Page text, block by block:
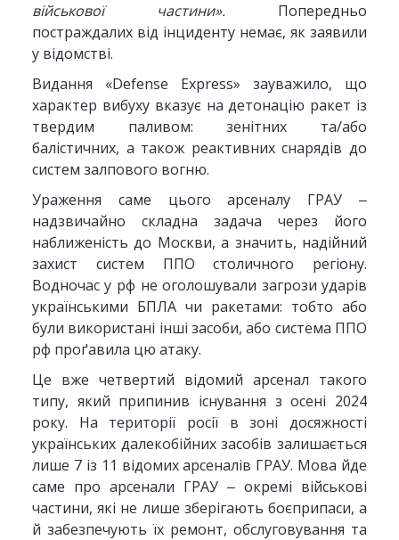
військової частини». Попередньо
постраждалих від інциденту немає, як заявили
у відомстві.
Видання «Defense Express» зауважило, що
характер вибуху вказує на детонацію ракет із
твердим паливом: зенітних та/або
балістичних, а також реактивних снарядів до
систем залпового вогню.
Ураження саме цього арсеналу ГРАУ ‒
надзвичайно складна задача через його
наближеність до Москви, а значить, надійний
захист систем ППО столичного регіону.
Водночас у рф не оголошували загрози ударів
українськими БПЛА чи ракетами: тобто або
були використані інші засоби, або система ППО
рф проґавила цю атаку.
Це вже четвертий відомий арсенал такого
типу, який припинив існування з осені 2024
року. На території росії в зоні досяжності
українських далекобійних засобів залишається
лише 7 із 11 відомих арсеналів ГРАУ. Мова йде
саме про арсенали ГРАУ ‒ окремі військові
частини, які не лише зберігають боєприпаси, а
й забезпечують їх ремонт, обслуговування та